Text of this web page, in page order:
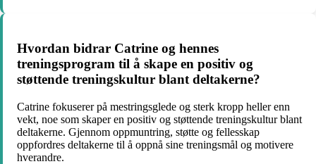
Hvordan bidrar Catrine og hennes
treningsprogram til å skape en positiv og
støttende treningskultur blant deltakerne?
Catrine fokuserer på mestringsglede og sterk kropp heller enn
vekt, noe som skaper en positiv og støttende treningskultur blant
deltakerne. Gjennom oppmuntring, støtte og fellesskap
oppfordres deltakerne til å oppnå sine treningsmål og motivere
hverandre.